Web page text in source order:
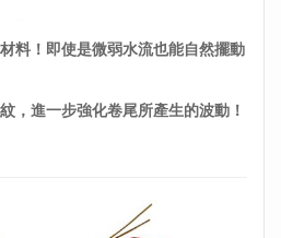
料！即使是微弱水流也能自然擺動
，進一步強化卷尾所產生的波動！